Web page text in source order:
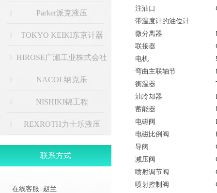
Parker派克液压
TOKYO KEIKI东京计器
HIROSE广濑工业株式会社
NACOL纳克乐
NISHIKI锦工程
REXROTH力士乐液压
联系方式
在线客服: 赵兰
注油口
带温度计的油位计
微分离器
联接器
电机
弯曲主联轴节
衡温器
油冷却器
蓄能器
电磁阀
电磁比例阀
导阀
减压阀
喷射调节阀
喷射控制阀